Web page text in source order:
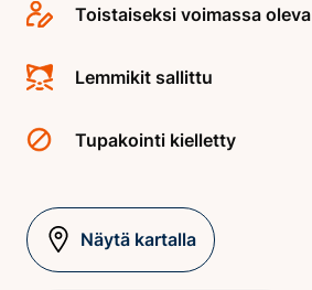
Toistaiseksi voimassa oleva
Lemmikit sallittu
Tupakointi kielletty
Näytä kartalla